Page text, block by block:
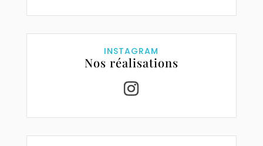
INSTAGRAM
Nos réalisations